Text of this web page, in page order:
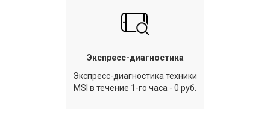
Экспресс-диагностика
Экспресс-диагностика техники
MSI в течение 1-го часа - 0 руб.